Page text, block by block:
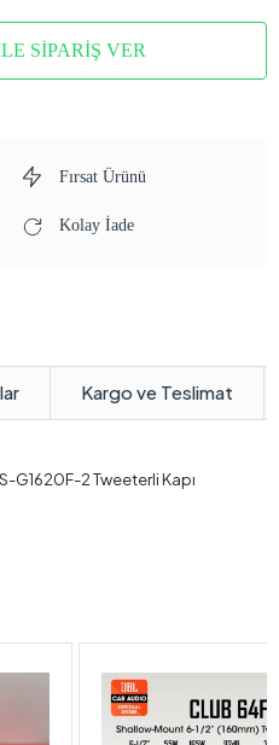
SİPARİŞ VER
Fırsat Ürünü
Kolay İade
Kargo ve Teslimat
G1620F-2 Tweeterli Kapı